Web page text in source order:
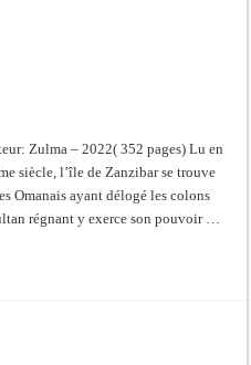
Zulma – 2022( 352 pages) Lu en
siècle, l’île de Zanzibar se trouve
Omanais ayant délogé les colons
régnant y exerce son pouvoir …